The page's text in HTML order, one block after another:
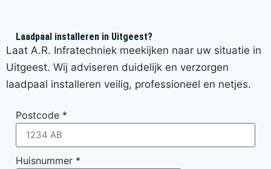
Laadpaal installeren in Uitgeest?
Laat A.R. Infratechniek meekijken naar uw situatie in
Uitgeest. Wij adviseren duidelijk en verzorgen
laadpaal installeren veilig, professioneel en netjes.
Postcode *
Huisnummer *